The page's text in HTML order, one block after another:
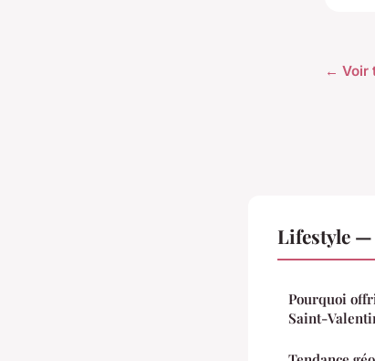
← Voir
Lifestyle —
Pourquoi
Saint-